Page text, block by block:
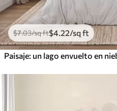
$7.03/sq ft$4 .22/sq ft